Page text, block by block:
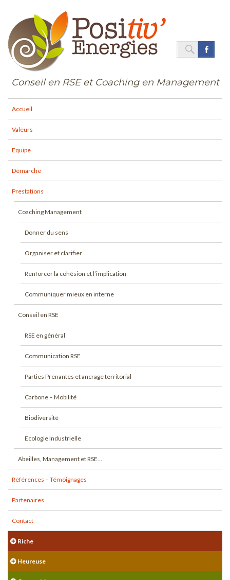
Conseil en RSE et Coaching en Management
SearchSEARCH
Accueil
Valeurs
Equipe
Démarche
Prestations
Coaching Management
Donner du sens
Organiser et clarifier
Renforcer la cohésion et l’implication
Communiquer mieux en interne
Conseil en RSE
RSE en général
Communication RSE
Parties Prenantes et ancrage territorial
Carbone – Mobilité
Biodiversité
Ecologie Industrielle
Abeilles, Management et RSE…
Références – Témoignages
Partenaires
Contact
Riche
Heureuse